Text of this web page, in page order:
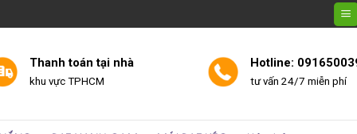
Thanh toán tại nhà
khu vực TPHCM
Hotline:
tư vấn 24/7 miễn phí